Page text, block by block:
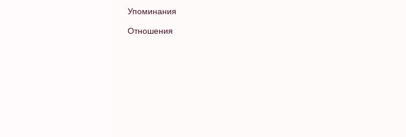
Упоминания
Отношения